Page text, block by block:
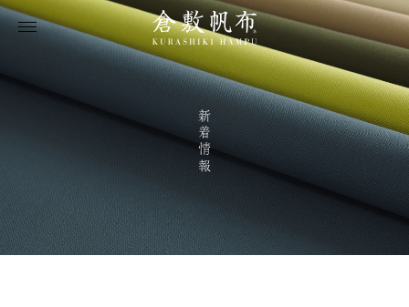
新着情報